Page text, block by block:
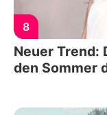
8
Neuer Trend:
den Sommer